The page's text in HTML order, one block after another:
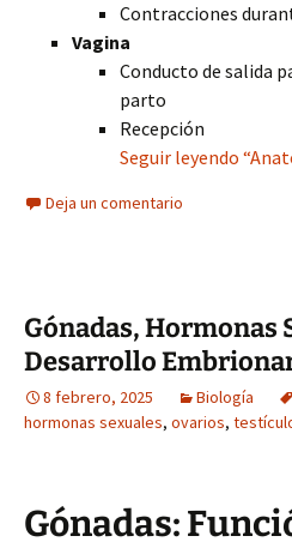
Contracciones
Vagina
Conducto de salida
parto
Recepción
Seguir leyendo
Deja un comentario
Gónadas, Hormonas
Desarrollo
8 febrero, 2025 Biología
hormonas sexuales, ovarios,
Gónadas: